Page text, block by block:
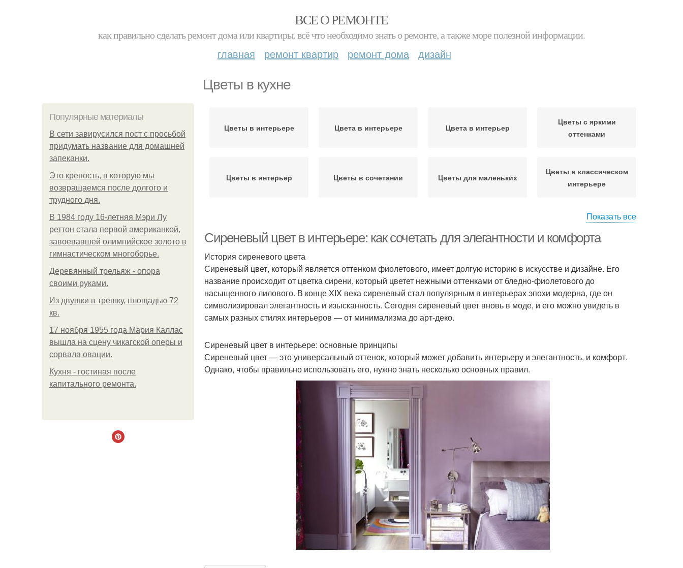
ВСЕ О РЕМОНТЕ
как правильно сделать ремонт дома или квартиры. всё что необходимо знать о ремонте, а также море полезной информации.
главная ремонт квартир ремонт дома дизайн
Цветы в кухне
Популярные материалы
В сети завирусился пост с просьбой
придумать название для домашней
запеканки.
Это крепость, в которую мы
возвращаемся после долгого и
трудного дня.
В 1984 году 16-летняя Мэри Лу
реттон стала первой американкой,
завоевавшей олимпийское золото в
гимнастическом многоборье.
Деревянный трельяж - опора
своими руками.
Из двушки в трешку, площадью 72
кв.
17 ноября 1955 года Мария Каллас
вышла на сцену чикагской оперы и
сорвала овации.
Кухня - гостиная после
капитального ремонта.
Цветы в интерьере Цвета в интерьере Цвета в интерьер
Цветы с яркими
оттенками
Цветы в интерьер Цветы в сочетании Цветы для маленьких
Цветы в классическом
интерьере
Сиреневые кухни Цветы на кухне Цвета на кухне Цветы для интерьера
Цветы в маленькой
Цветы в большой
комнате
Цветы для добавления
Кухня в бело-
коричневых тонах
Показать все
Сиреневый цвет в интерьере: как сочетать для элегантности и комфорта
История сиреневого цвета
Сиреневый цвет, который является оттенком фиолетового, имеет долгую историю в искусстве и дизайне. Его
название происходит от цветка сирени, который цветет нежными оттенками от бледно-фиолетового до
насыщенного лилового. В конце XIX века сиреневый стал популярным в интерьерах эпохи модерна, где он
символизировал элегантность и изысканность. Сегодня сиреневый цвет вновь в моде, и его можно увидеть в
самых разных стилях интерьеров — от минимализма до арт-деко.
Сиреневый цвет в интерьере: основные принципы
Сиреневый цвет — это универсальный оттенок, который может добавить интерьеру и элегантность, и комфорт.
Однако, чтобы правильно использовать его, нужно знать несколько основных правил.